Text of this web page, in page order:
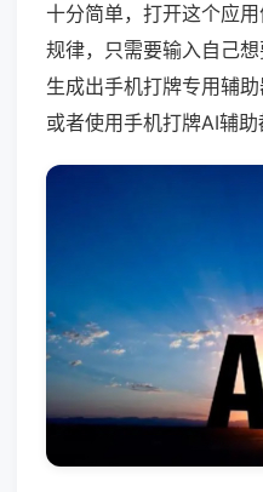
十分简单，打开这个应
规律，只需要输入自己
生成出手机打牌专用辅
或者使用手机打牌AI辅助